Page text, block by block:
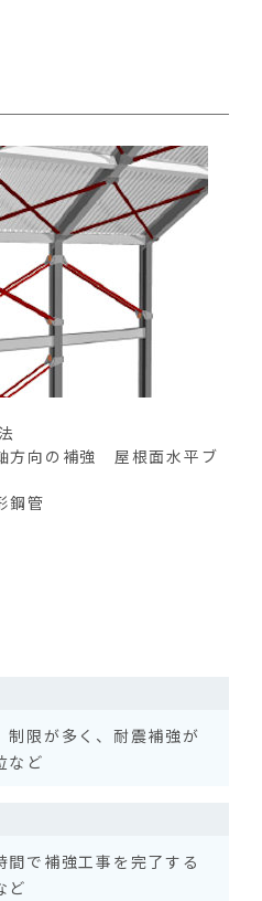
方向の補強 屋根面水平ブ
管
限が多く、耐震補強が
など
で補強工事を完了する
ど